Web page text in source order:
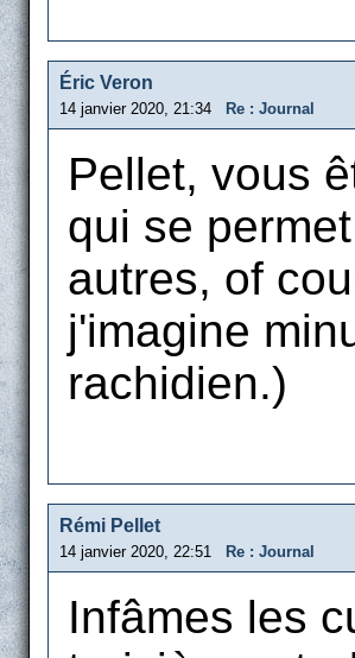
Éric Veron
14 janvier 2020, 21:34 Re : Journal
Pellet, vous
qui se
autres, of
j'imagine
rachidien.)
Rémi Pellet
14 janvier 2020, 22:51 Re : Journal
Infâmes les